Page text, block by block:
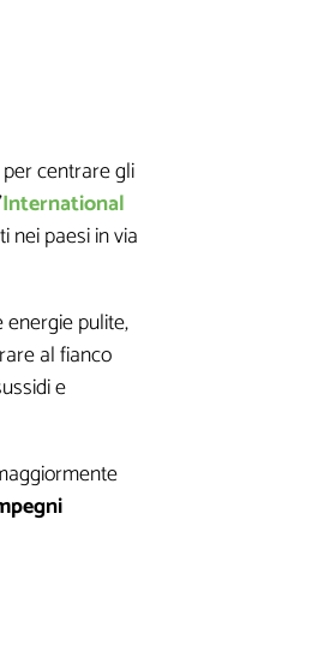
centrare gli
International
nei paesi in via
pulite,
al fianco
e